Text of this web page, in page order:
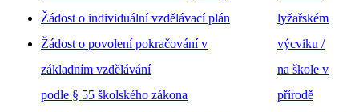
Žádost o individuální vzdělávací plán
Žádost o povolení pokračování v
základním vzdělávání
podle § 55 školského zákona
lyžařském
výcviku /
na škole v
přírodě